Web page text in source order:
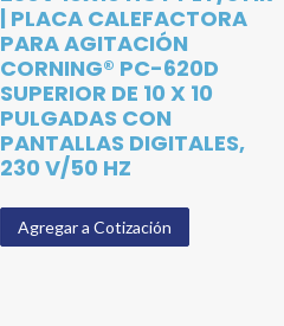
| PLACA CALEFACTORA
PARA AGITACIÓN
CORNING® PC-620D
SUPERIOR DE 10 X 10
PULGADAS CON
PANTALLAS DIGITALES,
230 V/50 HZ
Agregar a Cotización